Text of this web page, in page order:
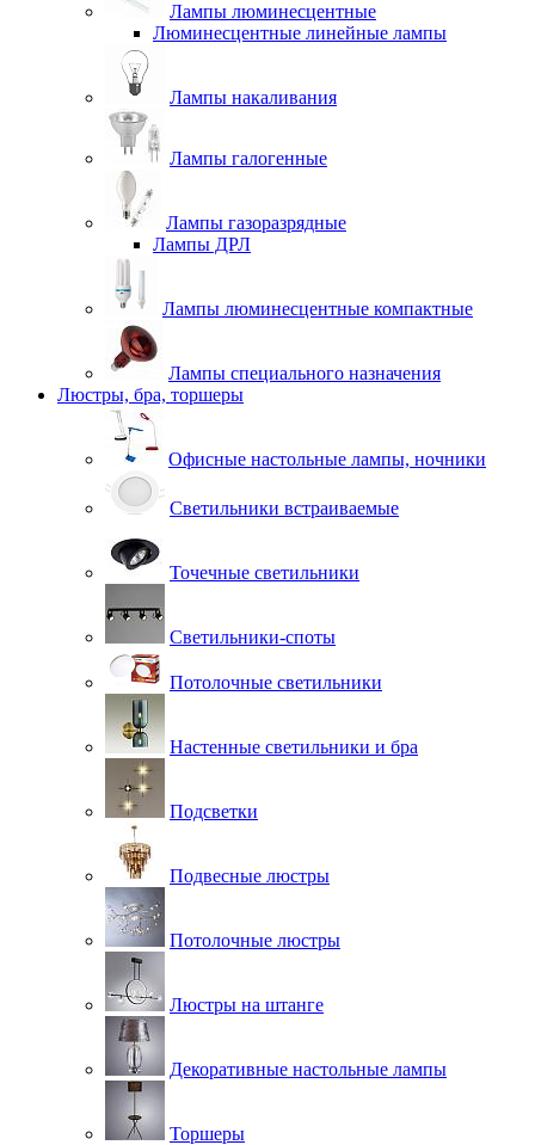
Лампы люминесцентные
Люминесцентные линейные лампы
Лампы накаливания
Лампы галогенные
Лампы газоразрядные
Лампы ДРЛ
Лампы люминесцентные компактные
Лампы специального назначения
Люстры, бра, торшеры
Офисные настольные лампы, ночники
Светильники встраиваемые
Точечные светильники
Светильники-споты
Потолочные светильники
Настенные светильники и бра
Подсветки
Подвесные люстры
Потолочные люстры
Люстры на штанге
Декоративные настольные лампы
Торшеры